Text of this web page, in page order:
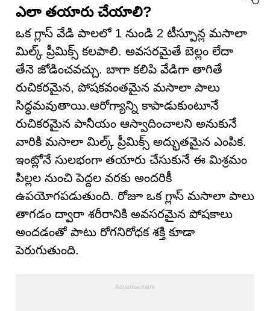
ఎలా తయారు చేయాలి?
ఒక గ్లాస్ వేడి పాలలో 1 నుండి 2 టీస్పూన్ల మసాలా
మిల్క్ ప్రీమిక్స్ కలపాలి. అవసరమైతే బెల్లం లేదా
తేనె జోడించవచ్చు. బాగా కలిపి వేడిగా తాగితే
రుచికరమైన, పోషకవంతమైన మసాలా పాలు
సిద్ధమవుతాయి.ఆరోగ్యాన్ని కాపాడుకుంటూనే
రుచికరమైన పానీయం ఆస్వాదించాలని అనుకునే
వారికి మసాలా మిల్క్ ప్రీమిక్స్ అద్భుతమైన ఎంపిక.
ఇంట్లోనే సులభంగా తయారు చేసుకునే ఈ మిశ్రమం
పిల్లల నుంచి పెద్దల వరకు అందరికీ
ఉపయోగపడుతుంది. రోజూ ఒక గ్లాస్ మసాలా పాలు
తాగడం ద్వారా శరీరానికి అవసరమైన పోషకాలు
అందడంతో పాటు రోగనిరోధక శక్తి కూడా
పెరుగుతుంది.